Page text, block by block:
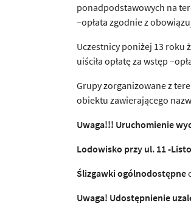
ponadpodstawowych na
–opłata zgodnie z
Uczestnicy poniżej 13 roku
uiściła opłatę za wstęp
Grupy zorganizowane z
obiektu zawierającego
Uwaga!!! Uruchomienie
Lodowisko przy ul. 11 -
Ślizgawki ogólnodostępne
Uwaga! Udostępnienie